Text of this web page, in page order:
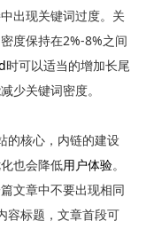
出现关键词过度。关
度保持在2%-8%之间
时可以适当的增加长尾
少关键词密度。
的核心，内链的建设
也会降低用户体验。
文章中不要出现相同
容标题，文章首段可